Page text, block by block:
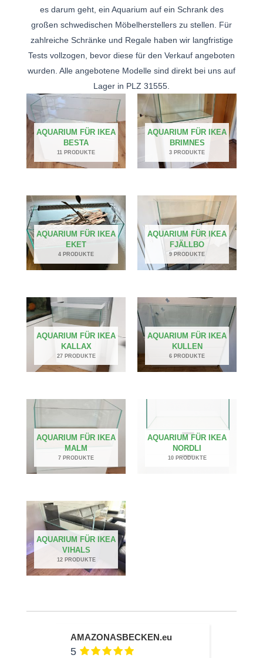
es darum geht, ein Aquarium auf ein Schrank des
großen schwedischen Möbelherstellers zu stellen. Für
zahlreiche Schränke und Regale haben wir langfristige
Tests vollzogen, bevor diese für den Verkauf angeboten
wurden. Alle angebotene Modelle sind direkt bei uns auf
Lager in PLZ 31555.
AQUARIUM FÜR IKEA
BESTA
11 PRODUKTE
AQUARIUM FÜR IKEA
BRIMNES
3 PRODUKTE
AQUARIUM FÜR IKEA
EKET
4 PRODUKTE
AQUARIUM FÜR IKEA
FJÄLLBO
9 PRODUKTE
AQUARIUM FÜR IKEA
KALLAX
27 PRODUKTE
AQUARIUM FÜR IKEA
KULLEN
6 PRODUKTE
AQUARIUM FÜR IKEA
MALM
7 PRODUKTE
AQUARIUM FÜR IKEA
NORDLI
10 PRODUKTE
AQUARIUM FÜR IKEA
VIHALS
12 PRODUKTE
AMAZONASBECKEN.eu
5